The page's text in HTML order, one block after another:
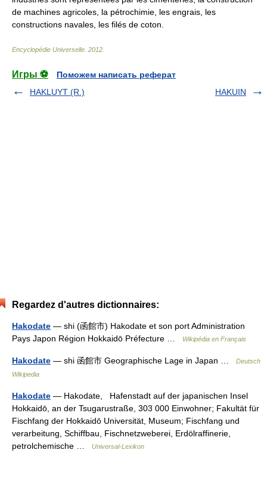
de machines agricoles, la pétrochimie, les engrais, les
constructions navales, les filés de coton.
Encyclopédie Universelle 2012
Игры ⚽
Поможем написать реферат
HAKLUYT (R.)
HAKUIN
Regardez d'autres dictionnaires:
Hakodate — shi (函館市) Hakodate et son port Administration
Pays Japon Région Hokkaidō Préfecture …
Wikipédia en Français
Hakodate — shi 函館市 Geographische Lage in Japan …
Deutsch
Wikipedia
Hakodate — Hakodate, Hafenstadt auf der japanischen Insel
Hokkaidō, an der Tsugarustraße, 303 000 Einwohner; Fakultät für
Fischfang der Hokkaidō Universität, Museum; Fischfang und
verarbeitung, Schiffbau, Fischnetzweberei, Erdölraffinerie,
petrolchemische …
Universal-Lexikon